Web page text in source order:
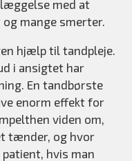
med at
mange smerter.
hjælp til tandpleje.
i ansigtet har
En tandbørste
enorm effekt for
viden om,
tænder, og hvor
hvis man